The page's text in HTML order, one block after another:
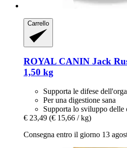
Carrello
ROYAL CANIN Jack
1,50 kg
Supporta le difese
Per una digestione sana
Supporta lo sviluppo delle
€ 23,49 (€ 15,66 / kg)
Consegna entro il giorno 13